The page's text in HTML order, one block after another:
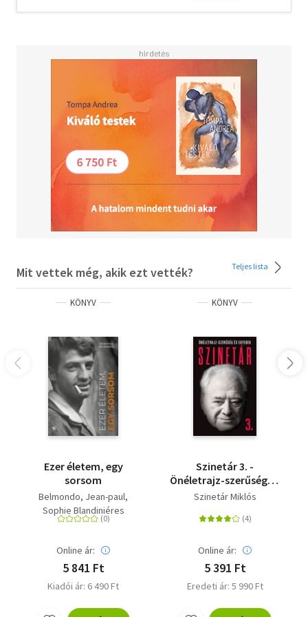
Mit vettek még, akik ezt vették? Teljes lista
KÖNYV
Ezer életem, egy
sorsom
Belmondo, Jean-paul
Sophie Blandiniéres
Online ár:
5 841 Ft
Kiadói ár: 6 490 Ft
KÖNYV
Szinetár 3. -
Önéletrajz-szerűség és
egyebek
Szinetár Miklós
Online ár:
5 391 Ft
Eredeti ár: 5 990 Ft